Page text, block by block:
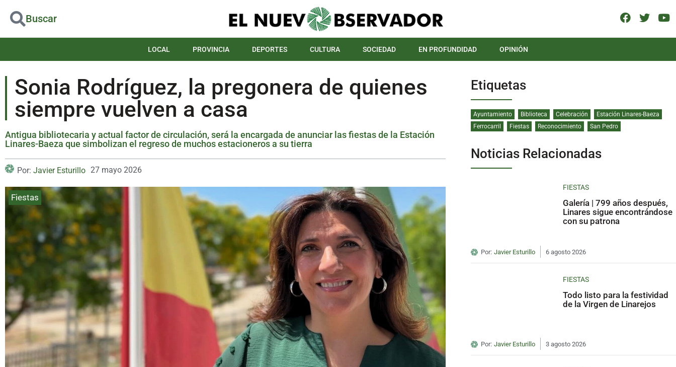
Buscar
LOCAL PROVINCIA DEPORTES CULTURA SOCIEDAD EN PROFUNDIDAD OPINIÓN
Sonia Rodríguez, la pregonera de quienes
siempre vuelven a casa
Antigua bibliotecaria y actual factor de circulación, será la encargada de anunciar las fiestas de la Estación
Linares-Baeza que simbolizan el regreso de muchos estacioneros a su tierra
Por: Javier Esturillo 27 mayo 2026
Fiestas
Etiquetas
Ayuntamiento Biblioteca Celebración
Estación Linares-Baeza
Ferrocarril
Fiestas Reconocimiento San Pedro
Noticias Relacionadas
FIESTAS
Galería | 799 años después,
Linares sigue encontrándose
con su patrona
Por: Javier Esturillo 6 agosto 2026
FIESTAS
Todo listo para la festividad
de la Virgen de Linarejos
Por: Javier Esturillo 3 agosto 2026